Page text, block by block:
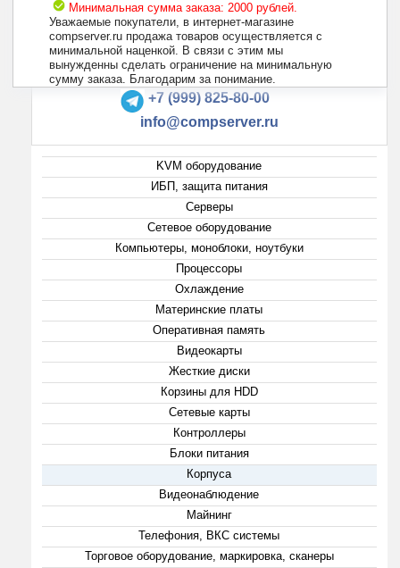
Минимальная сумма заказа: 2000 рублей.
Уважаемые покупатели, в интернет-магазине
compserver.ru продажа товаров осуществляется с
минимальной наценкой. В связи с этим мы
вынужденны сделать ограничение на минимальную
сумму заказа. Благодарим за понимание.
+7 (495) 223-13-47
+7 (999) 825-80-00
info@compserver.ru
KVM оборудование
ИБП, защита питания
Серверы
Сетевое оборудование
Компьютеры, моноблоки, ноутбуки
Процессоры
Охлаждение
Материнские платы
Оперативная память
Видеокарты
Жесткие диски
Корзины для HDD
Сетевые карты
Контроллеры
Блоки питания
Корпуса
Видеонаблюдение
Майнинг
Телефония, ВКС системы
Торговое оборудование, маркировка, сканеры